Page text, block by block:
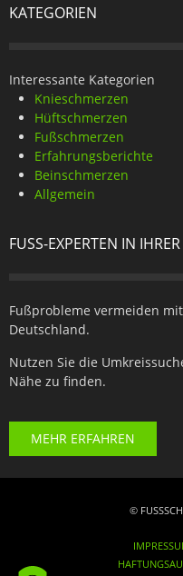
KATEGORIEN
Interessante Kategorien
Knieschmerzen
Hüftschmerzen
Fußschmerzen
Erfahrungsberichte
Beinschmerzen
Allgemein
FUSS-EXPERTEN IN
Fußprobleme vermeiden
Deutschland.
Nutzen Sie die
Nähe zu finden.
MEHR ERFAHREN
©